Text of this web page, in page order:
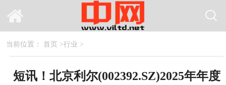
当前位置： 首页 >行业 >
短讯！北京利尔(002392.SZ)2025年年度